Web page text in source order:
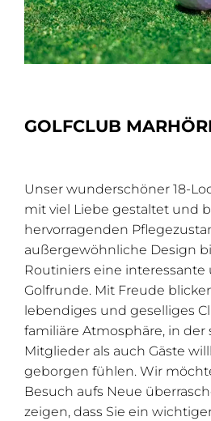
GOLFCLUB
Unser wunderschöner 18-
mit viel Liebe gestaltet und
hervorragenden
außergewöhnliche Design
Routiniers eine
Golfrunde. Mit Freude
lebendiges und geselliges
familiäre Atmosphäre, in der
Mitglieder als auch Gäste
geborgen fühlen. Wir
Besuch aufs Neue
zeigen, dass Sie ein